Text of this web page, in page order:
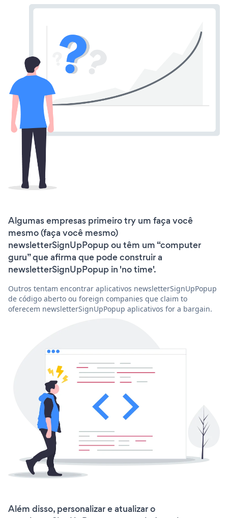
Algumas empresas primeiro try um faça você
mesmo (faça você mesmo)
newsletterSignUpPopup ou têm um “computer
guru” que afirma que pode construir a
newsletterSignUpPopup in 'no time'.
Outros tentam encontrar aplicativos newsletterSignUpPopup
de código aberto ou foreign companies que claim to
oferecem newsletterSignUpPopup aplicativos for a bargain.
Além disso, personalizar e atualizar o